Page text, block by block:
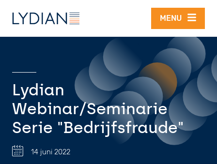
Overslaan en naar de inhoud gaan
MENU
Lydian
Webinar/Seminarie
Serie "Bedrijfsfraude"
14 juni 2022